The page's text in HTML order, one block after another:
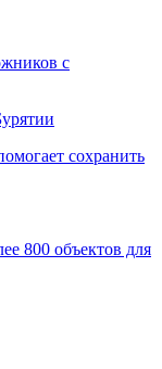
с
сохранить
800 объектов для